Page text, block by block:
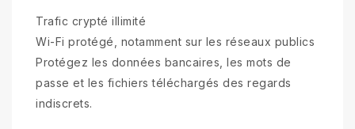
Trafic crypté illimité
Wi-Fi protégé, notamment sur les réseaux publics
Protégez les données bancaires, les mots de
passe et les fichiers téléchargés des regards
indiscrets.